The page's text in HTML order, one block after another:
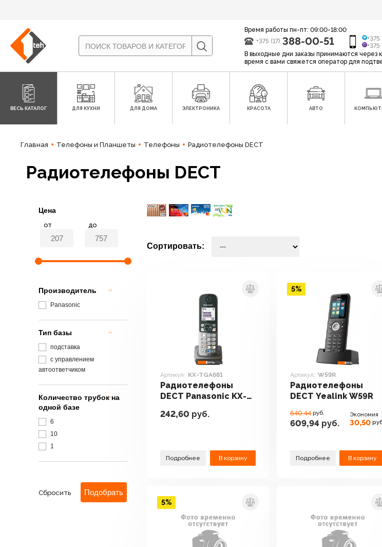
Время работы пн-пт: 09:00-18:00
+375 (17) 388-00-51
+375
+375
В выходные дни заказы принимаются через
время с вами свяжется оператор для
ВЕСЬ КАТАЛОГ ДЛЯ КУХНИ ДЛЯ ДОМА ЭЛЕКТРОНИКА КРАСОТА АВТО
Главная Телефоны и Планшеты Телефоны Радиотелефоны DECT
Радиотелефоны DECT
Цена
от до
Производитель
Panasonic
Тип базы
подставка
с управлением
автоответчиком
Количество трубок на
одной базе
6
10
1
Сбросить
Сортировать:
Артикул: KX-TGA681
Радиотелефоны
DECT Panasonic KX-
242,60 руб.
Подробнее В корзину
Артикул: W59R
Радиотелефоны
DECT Yealink W59R
640.44 руб.
609,94руб.
Экономия
30,50
Подробнее В корзину
5%
5%